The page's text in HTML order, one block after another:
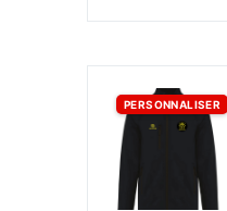
PERSONNALISER